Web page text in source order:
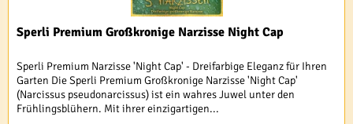
Sperli Premium Großkronige Narzisse Night Cap
Sperli Premium Narzisse 'Night Cap' - Dreifarbige Eleganz für Ihren
Garten Die Sperli Premium Großkronige Narzisse 'Night Cap'
(Narcissus pseudonarcissus) ist ein wahres Juwel unter den
Frühlingsblühern. Mit ihrer einzigartigen...